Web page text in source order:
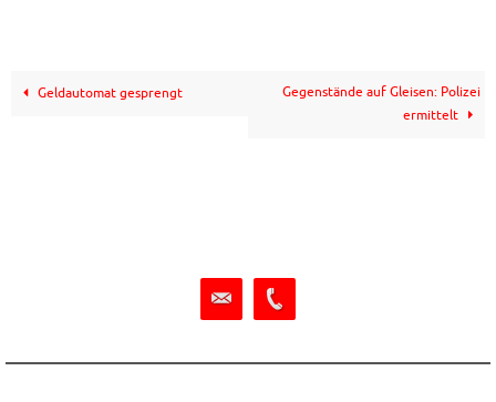
Geldautomat gesprengt
Gegenstände auf Gleisen: Polizei
ermittelt